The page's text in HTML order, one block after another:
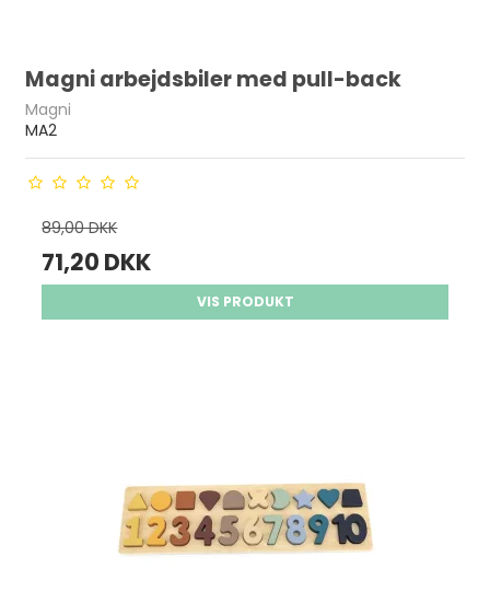
Magni arbejdsbiler med pull-back
Magni
MA2
89,00 DKK
71,20 DKK
VIS PRODUKT